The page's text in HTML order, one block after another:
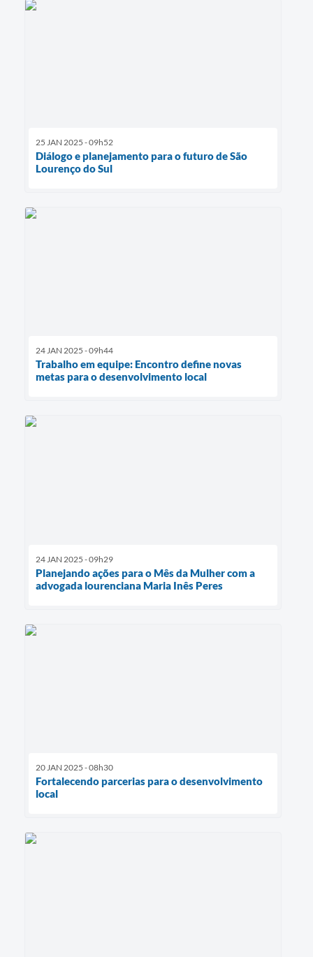
25 JAN 2025 - 09h52
Diálogo e planejamento para o futuro de São
Lourenço do Sul
24 JAN 2025 - 09h44
Trabalho em equipe: Encontro define novas
metas para o desenvolvimento local
24 JAN 2025 - 09h29
Planejando ações para o Mês da Mulher com a
advogada lourenciana Maria Inês Peres
20 JAN 2025 - 08h30
Fortalecendo parcerias para o desenvolvimento
local